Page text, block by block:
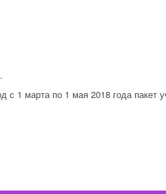
с 1 марта по 1 мая 2018 года